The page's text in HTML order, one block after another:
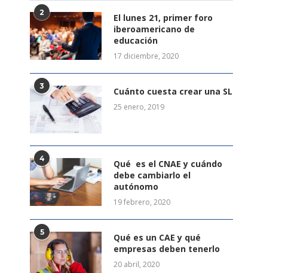
2
El lunes 21, primer foro
iberoamericano de
educación
17 diciembre, 2020
3 Cuánto cuesta crear una SL
25 enero, 2019
4
Qué es el CNAE y cuándo
debe cambiarlo el
autónomo
19 febrero, 2020
5
Qué es un CAE y qué
empresas deben tenerlo
20 abril, 2020